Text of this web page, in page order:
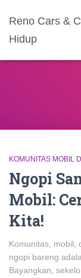
Reno Cars &
Hidup
KOMUNITAS MOBIL
Ngopi
Mobil:
Kita!
Komunitas,
ngopi bareng
Bayangkan,